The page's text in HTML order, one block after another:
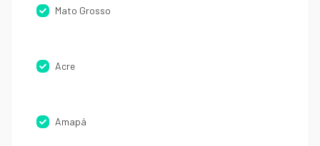
Mato Grosso
Acre
Amapá